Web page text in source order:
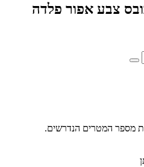
צבע אפור פלדה
מספר המטרים הנדרשים.